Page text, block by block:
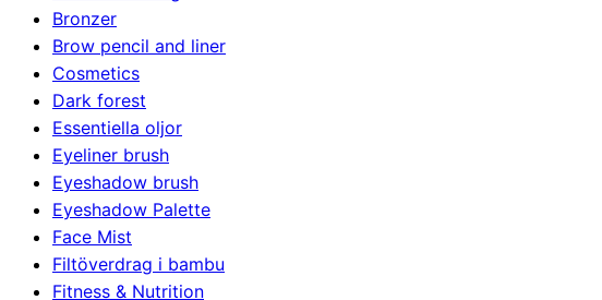
Bronzer
Brow pencil and liner
Cosmetics
Dark forest
Essentiella oljor
Eyeliner brush
Eyeshadow brush
Eyeshadow Palette
Face Mist
Filtöverdrag i bambu
Fitness & Nutrition